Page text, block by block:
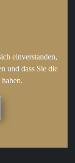
einverstanden,
und dass Sie die
haben.